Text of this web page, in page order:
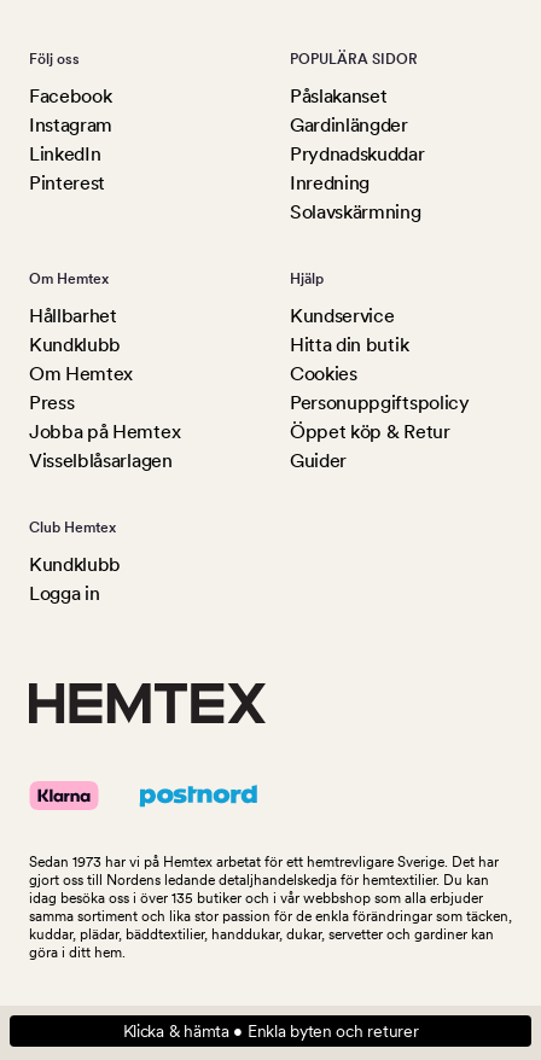
Följ oss
Facebook
Instagram
LinkedIn
Pinterest
POPULÄRA SIDOR
Påslakanset
Gardinlängder
Prydnadskuddar
Inredning
Solavskärmning
Om Hemtex
Hållbarhet
Kundklubb
Om Hemtex
Press
Jobba på Hemtex
Visselblåsarlagen
Hjälp
Kundservice
Hitta din butik
Cookies
Personuppgiftspolicy
Öppet köp & Retur
Guider
Club Hemtex
Kundklubb
Logga in
Sedan 1973 har vi på Hemtex arbetat för ett hemtrevligare Sverige. Det har
gjort oss till Nordens ledande detaljhandelskedja för hemtextilier. Du kan
idag besöka oss i över 135 butiker och i vår webbshop som alla erbjuder
samma sortiment och lika stor passion för de enkla förändringar som täcken,
kuddar, plädar, bäddtextilier, handdukar, dukar, servetter och gardiner kan
göra i ditt hem.
Klicka & hämta • Enkla byten och returer